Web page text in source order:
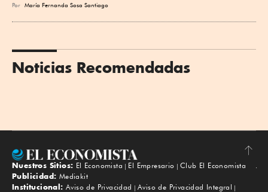
Por María Fernanda Sosa Santiago
Noticias Recomendadas
Subir
Nuestros Sitios: El Economista El Empresario
Club El Economista
Publicidad: Mediakit
Institucional: Aviso de Privacidad
Aviso de Privacidad Integral